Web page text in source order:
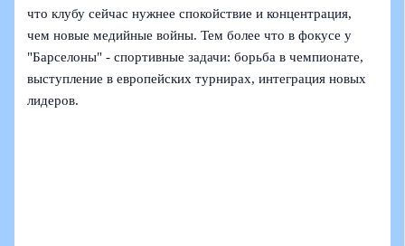
что клубу сейчас нужнее спокойствие и концентрация,
чем новые медийные войны. Тем более что в фокусе у
"Барселоны" - спортивные задачи: борьба в чемпионате,
выступление в европейских турнирах, интеграция новых
лидеров.